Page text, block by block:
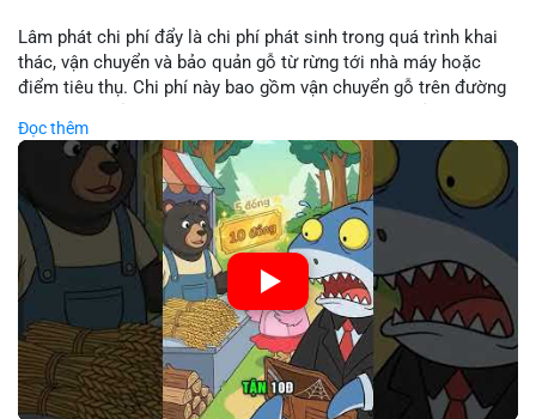
Lâm phát chi phí đẩy là chi phí phát sinh trong quá trình khai
thác, vận chuyển và bảo quản gỗ từ rừng tới nhà máy hoặc
điểm tiêu thụ. Chi phí này bao gồm vận chuyển gỗ trên đường
điều kiện địa hình. Việc hiểu rõ chi phí đẩy giúp doanh nghiệp
lâm nghiệp tối ưu hoá chuỗi cung ứng và kiểm soát lợi nhuận.
🎥 Xem video trực tiếp tại:
Nguồn: Cú Thông Thái
Đọc thêm